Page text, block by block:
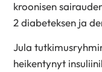
kroonisen
2 diabeteksen ja
Jula
heikentynyt